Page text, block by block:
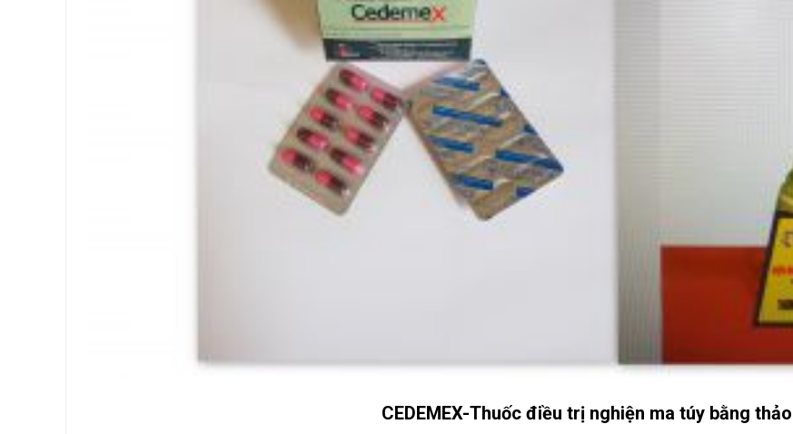
CEDEMEX-Thuốc điều trị nghiện ma túy bằng